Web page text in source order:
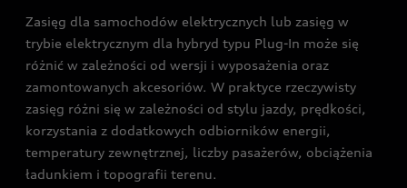
Zasięg dla samochodów elektrycznych lub zasięg w
trybie elektrycznym dla hybryd typu Plug-In może się
różnić w zależności od wersji i wyposażenia oraz
zamontowanych akcesoriów. W praktyce rzeczywisty
zasięg różni się w zależności od stylu jazdy, prędkości,
korzystania z dodatkowych odbiorników energii,
temperatury zewnętrznej, liczby pasażerów, obciążenia
ładunkiem i topografii terenu.